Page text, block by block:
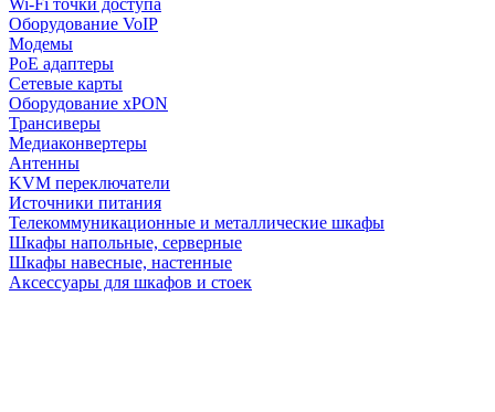
Оборудование VoIP
Модемы
PoE адаптеры
Сетевые карты
Оборудование xPON
Трансиверы
Медиаконвертеры
Антенны
KVM переключатели
Источники питания
Телекоммуникационные и металлические шкафы
Шкафы напольные, серверные
Шкафы навесные, настенные
Аксессуары для шкафов и стоек